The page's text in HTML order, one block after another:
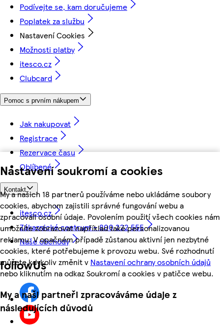
Nastavení soukromí a cookies
My a našich 18 partnerů používáme nebo ukládáme soubory
cookies, abychom zajistili správné fungování webu a
zpracovali osobní údaje. Povolením použití všech cookies nám
umožníte zobrazovat například také personalizovanou
reklamu. V opačném případě zůstanou aktivní jen nezbytné
cookies, které potřebujeme k provozu webu. Své rozhodnutí
můžete kdykoliv změnit v Nastavení ochrany osobních údajů
nebo kliknutím na odkaz Soukromí a cookies v patičce webu.
My a naši partneři zpracováváme údaje z
následujících důvodů
Podívejte se, kam doručujeme
Poplatek za službu
Nastavení Cookies
Možnosti platby
itesco.cz
Clubcard
Pomoc s prvním nákupem
Jak nakupovat
Registrace
Rezervace času
Oblíbené
Kontakt
itesco.cz
Zákaznické centrum - 800 222 555
Naše obchody
followUs